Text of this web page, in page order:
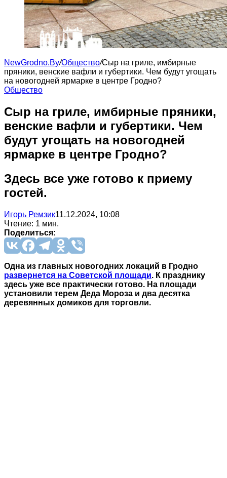
NewGrodno.By/Общество/Сыр на гриле, имбирные
пряники, венские вафли и губертики. Чем будут угощать
на новогодней ярмарке в центре Гродно?
Общество
Сыр на гриле, имбирные пряники,
венские вафли и губертики. Чем
будут угощать на новогодней
ярмарке в центре Гродно?
Здесь все уже готово к приему
гостей.
Игорь Ремзик11.12.2024, 10:08
Чтение: 1 мин.
Поделиться:
Одна из главных новогодних локаций в Гродно
развернется на Советской площади. К празднику
здесь уже все практически готово. На площади
установили терем Деда Мороза и два десятка
деревянных домиков для торговли.